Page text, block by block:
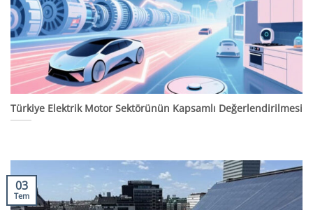
Türkiye Elektrik Motor Sektörünün Kapsamlı Değerlendirilmesi
03
Tem